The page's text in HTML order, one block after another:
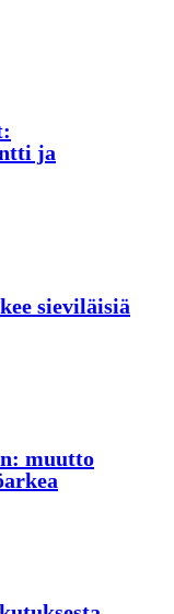
ja
sieviläisiä
muutto